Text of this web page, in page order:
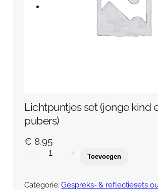
Over Anja Lutz
Aanbod
Mijn account
Lichtpuntjes set (jonge kind
pubers)
€ 8,95
h
− + Toevoegen
Categorie:Gespreks- & reflectiesets